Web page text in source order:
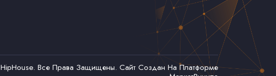
HipHouse. Все Права Защищены. Сайт Создан На Платформе